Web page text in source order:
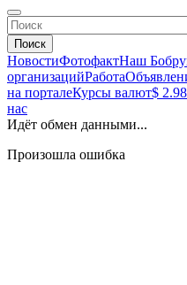
Поиск
НовостиФотофактНаш
организацийРабота
на порталеКурсы валют$ 2.98
нас
Идёт обмен данными...
Произошла ошибка